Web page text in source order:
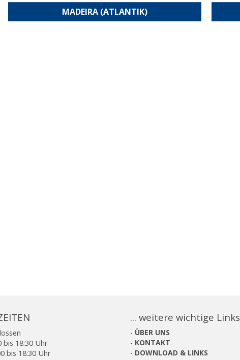
MADEIRA (ATLANTIK)
bis 18:30 Uhr
bis 18:30 Uhr
... weitere wichtige Links
- ÜBER UNS
- KONTAKT
- DOWNLOAD & LINKS